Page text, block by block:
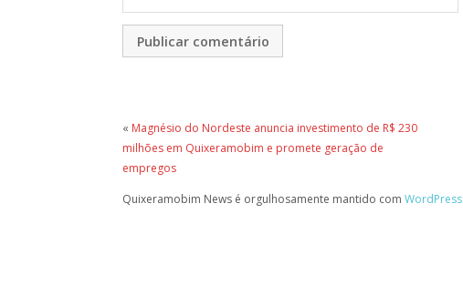
« Magnésio do Nordeste anuncia investimento de R$ 230
milhões em Quixeramobim e promete geração de
empregos
Quixeramobim News é orgulhosamente mantido comWordPress